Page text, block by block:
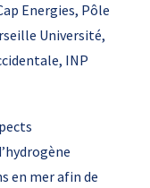
Energies, Pôle
Université,
INP
en mer afin de